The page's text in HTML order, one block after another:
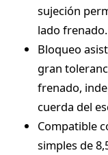
sujeción
lado frenado.
Bloqueo
gran
frenado,
cuerda del
Compatible
simples de